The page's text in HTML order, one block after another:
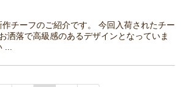
チーフのご紹介です。 今回入荷されたチー
洒落で高級感のあるデザインとなっていま